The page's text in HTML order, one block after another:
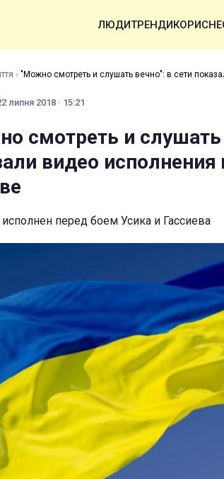
ЛЮДИТРЕНДИКОРИСНЕ
› "Можно смотреть и слушать вечно": в сети
липня 2018 · 15:21
смотреть и слушать
видео
перед боем Усика и Гассиева